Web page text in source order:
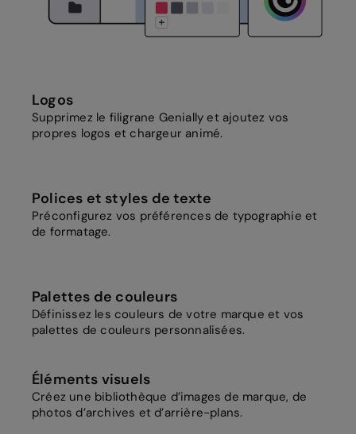
Logos
Supprimez le filigrane Genially et ajoutez vos
propres logos et chargeur animé.
Polices et styles de texte
Préconfigurez vos préférences de typographie et
de formatage.
Palettes de couleurs
Définissez les couleurs de votre marque et vos
palettes de couleurs personnalisées.
Éléments visuels
Créez une bibliothèque d’images de marque, de
photos d’archives et d’arrière-plans.